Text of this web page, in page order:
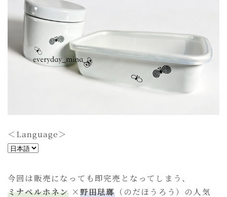
bag
egg bag
ショルダーバッグ
toast bag
table ware
others(recommend)
＜Language＞
＜
a
n
今回は販売になっても即完売となってしまう、
ミナペルホネン ×野田琺瑯（のだほうろう）の人気